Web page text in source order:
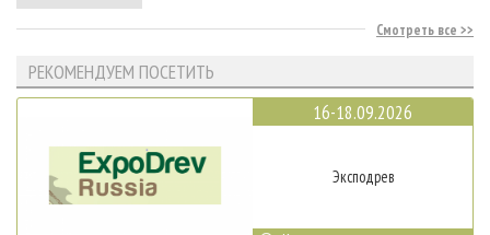
Смотреть все
РЕКОМЕНДУЕМ ПОСЕТИТЬ
16-18.09.2026
Эксподрев